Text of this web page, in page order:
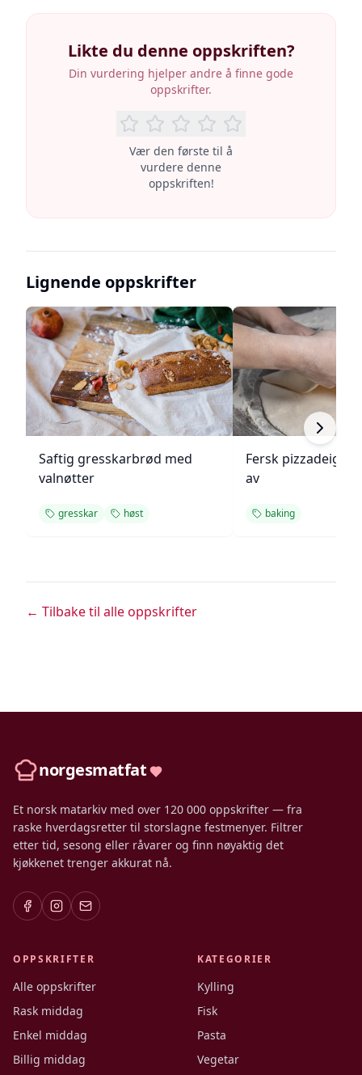
Likte du denne oppskriften?
Din vurdering hjelper andre å finne gode
oppskrifter.
Vær den første til å
vurdere denne
oppskriften!
Lignende oppskrifter
Saftig gresskarbrød med
valnøtter
gresskar høst
Fersk pizzadeig
av
baking
← Tilbake til alle oppskrifter
norgesmatfat
Et norsk matarkiv med over 120 000 oppskrifter — fra
raske hverdagsretter til storslagne festmenyer. Filtrer
etter tid, sesong eller råvarer og finn nøyaktig det
kjøkkenet trenger akkurat nå.
OPPSKRIFTER
Alle oppskrifter
Rask middag
Enkel middag
Billig middag
KATEGORIER
Kylling
Fisk
Pasta
Vegetar